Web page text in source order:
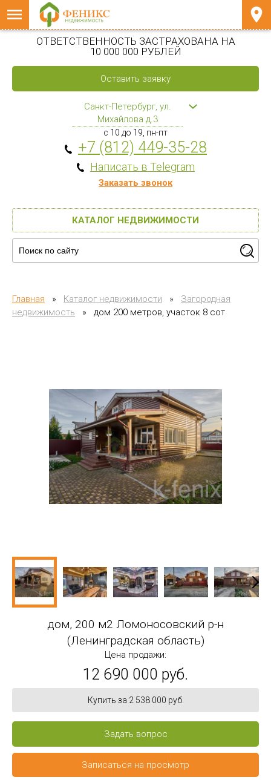
ОТВЕТСТВЕННОСТЬ ЗАСТРАХОВАНА НА
10 000 000 РУБЛЕЙ
Оставить заявку
Санкт-Петербург, ул.
Михайлова д.3
с 10 до 19, пн-пт
+7 (812) 449-35-28
Написать в Telegram
Заказать звонок
КАТАЛОГ НЕДВИЖИМОСТИ
Главная » Каталог недвижимости »
Загородная
недвижимость
» дом 200 метров, участок 8 сот
дом, 200 м2 Ломоносовский р-н
(Ленинградская область)
Цена продажи:
12 690 000 руб.
Купить за 2 538 000 руб.
Задать вопрос
Записаться на просмотр